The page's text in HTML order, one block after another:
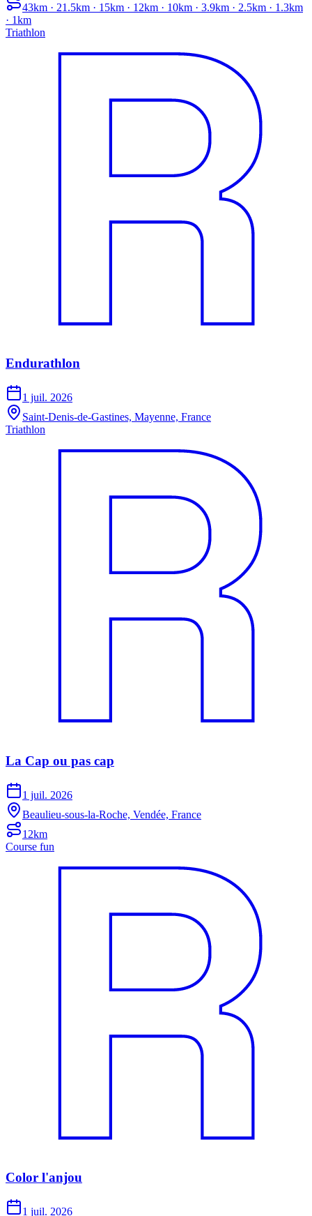
43km · 21.5km · 15km · 12km · 10km · 3.9km · 2.5km · 1.3km
· 1km
Triathlon
Endurathlon
1 juil. 2026
Saint-Denis-de-Gastines, Mayenne, France
Triathlon
La Cap ou pas cap
1 juil. 2026
Beaulieu-sous-la-Roche, Vendée, France
12km
Course fun
Color l'anjou
1 juil. 2026